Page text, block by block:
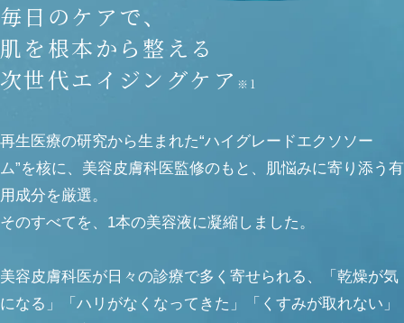
毎日のケアで、
肌を根本から整える
次世代エイジングケア ※1
再生医療の研究から生まれた“ハイグレードエクソソー
ム”を核に、美容皮膚科医監修のもと、肌悩みに寄り添う有
用成分を厳選。
そのすべてを、1本の美容液に凝縮しました。
美容皮膚科医が日々の診療で多く寄せられる、「乾燥が気
になる」「ハリがなくなってきた」「くすみが取れない」